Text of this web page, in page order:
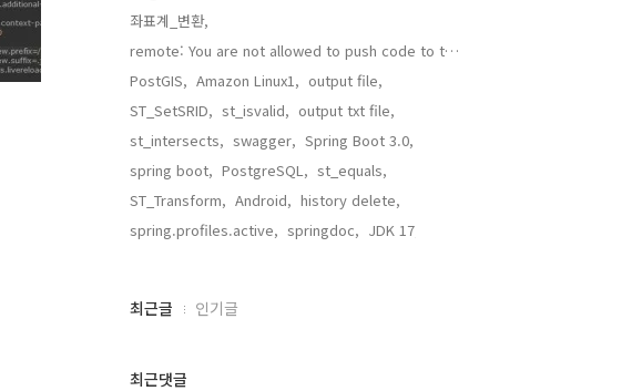
좌표계_변환,
remote: You are not allowed to push code to this project,
PostGIS, Amazon Linux1, output file,
ST_SetSRID, st_isvalid, output txt file,
st_intersects, swagger, Spring Boot 3.0,
spring boot, PostgreSQL, st_equals,
ST_Transform, Android, history delete,
spring.profiles.active, springdoc, JDK 17,
최
과
최근글 인기글
최근댓글